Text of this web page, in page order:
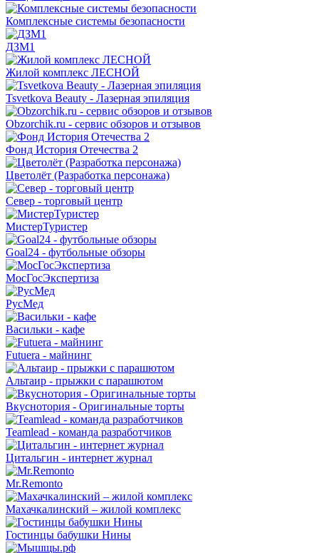
Комплексные системы безопасности
ДЗМ1
Жилой комплекс ЛЕСНОЙ
Tsvetkova Beauty - Лазерная эпиляция
Obzorchik.ru - сервис обзоров и отзывов
Фонд История Отечества 2
Цветолёт (Разработка персонажа)
Север - торговый центр
МистерТуристер
Goal24 - футбольные обзоры
МосГосЭкспертиза
РусМед
Васильки - кафе
Futuera - майнинг
Альтаир - прыжки с парашютом
Вкуснотория - Оригинальные торты
Teamlead - команда разработчиков
Цитальгин - интернет журнал
Mr.Remonto
Махачкалинский – жилой комплекс
Гостинцы бабушки Нины